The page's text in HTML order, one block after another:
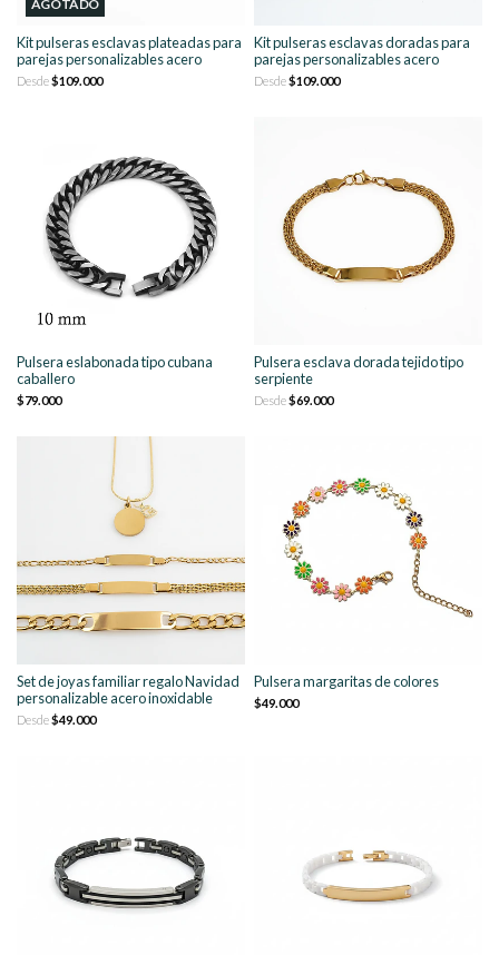
AGOTADO
Kit pulseras esclavas plateadas para
parejas personalizables acero
Desde$109.000
Kit pulseras esclavas doradas para
parejas personalizables acero
Desde$109.000
Pulsera eslabonada tipo cubana
caballero
$79.000
Pulsera esclava dorada tejido tipo
serpiente
Desde$69.000
Set de joyas familiar regalo Navidad
personalizable acero inoxidable
Desde$49.000
Pulsera margaritas de colores
$49.000